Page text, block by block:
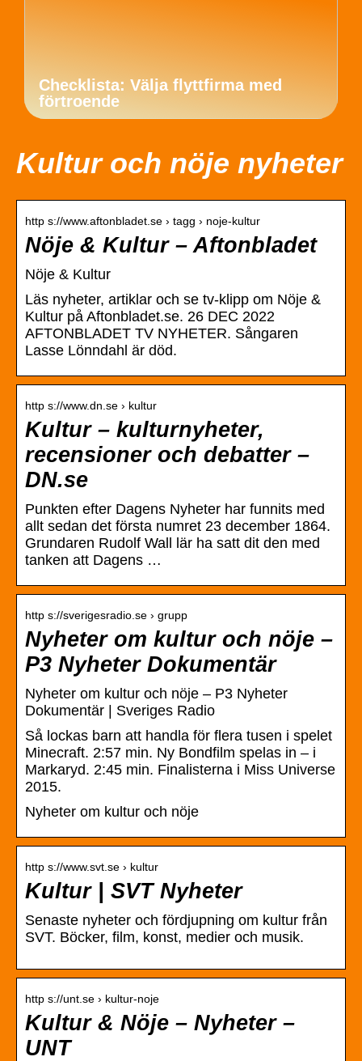
Checklista: Välja flyttfirma med
förtroende
Kultur och nöje nyheter
http s://www.aftonbladet.se › tagg › noje-kultur
Nöje & Kultur – Aftonbladet
Nöje & Kultur
Läs nyheter, artiklar och se tv-klipp om Nöje &
Kultur på Aftonbladet.se. 26 DEC 2022
AFTONBLADET TV NYHETER. Sångaren
Lasse Lönndahl är död.
http s://www.dn.se › kultur
Kultur – kulturnyheter,
recensioner och debatter –
DN.se
Punkten efter Dagens Nyheter har funnits med
allt sedan det första numret 23 december 1864.
Grundaren Rudolf Wall lär ha satt dit den med
tanken att Dagens …
http s://sverigesradio.se › grupp
Nyheter om kultur och nöje –
P3 Nyheter Dokumentär
Nyheter om kultur och nöje – P3 Nyheter
Dokumentär | Sveriges Radio
Så lockas barn att handla för flera tusen i spelet
Minecraft. 2:57 min. Ny Bondfilm spelas in – i
Markaryd. 2:45 min. Finalisterna i Miss Universe
2015.
Nyheter om kultur och nöje
http s://www.svt.se › kultur
Kultur | SVT Nyheter
Senaste nyheter och fördjupning om kultur från
SVT. Böcker, film, konst, medier och musik.
http s://unt.se › kultur-noje
Kultur & Nöje – Nyheter –
UNT